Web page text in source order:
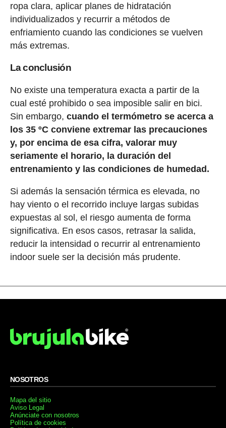
ropa clara, aplicar planes de hidratación
individualizados y recurrir a métodos de
enfriamiento cuando las condiciones se vuelven
más extremas.
La conclusión
No existe una temperatura exacta a partir de la
cual esté prohibido o sea imposible salir en bici.
Sin embargo, cuando el termómetro se acerca a
los 35 ºC conviene extremar las precauciones
y, por encima de esa cifra, valorar muy
seriamente el horario, la duración del
entrenamiento y las condiciones de humedad.
Si además la sensación térmica es elevada, no
hay viento o el recorrido incluye largas subidas
expuestas al sol, el riesgo aumenta de forma
significativa. En esos casos, retrasar la salida,
reducir la intensidad o recurrir al entrenamiento
indoor suele ser la decisión más prudente.
NOSOTROS
Mapa del sitio
Aviso Legal
Anúnciate con nosotros
Política de cookies